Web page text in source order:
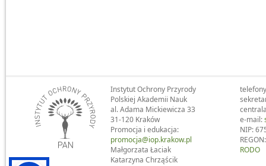
Instytut Ochrony Przyrody
Polskiej Akademii Nauk
al. Adama Mickiewicza 33
31-120 Kraków
Promocja i edukacja:
promocja@iop.krakow.pl
Małgorzata Łaciak
Katarzyna Chrząścik
e-mail:
NIP:
RODO